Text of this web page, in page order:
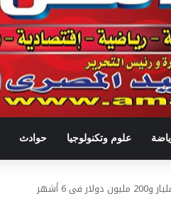
علوم وتكنولوجيا حوادث
6 أشهر